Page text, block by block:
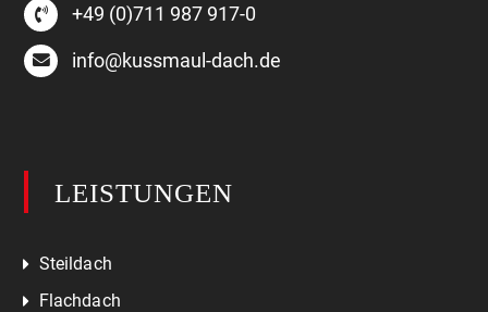
+49 (0)711 987 917-0
info@kussmaul-dach.de
LEISTUNGEN
Steildach
Flachdach